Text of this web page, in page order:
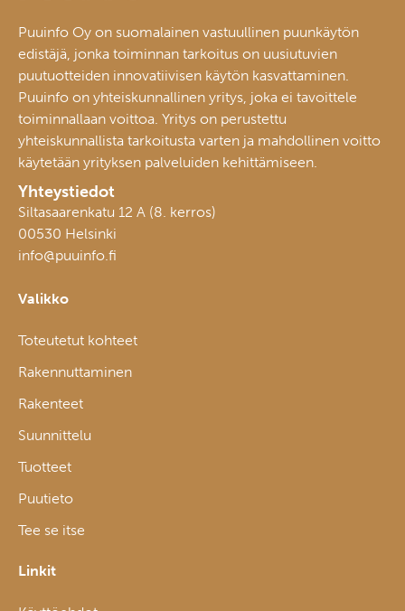
Puuinfo Oy on suomalainen vastuullinen puunkäytön
edistäjä, jonka toiminnan tarkoitus on uusiutuvien
puutuotteiden innovatiivisen käytön kasvattaminen.
Puuinfo on yhteiskunnallinen yritys, joka ei tavoittele
toiminnallaan voittoa. Yritys on perustettu
yhteiskunnallista tarkoitusta varten ja mahdollinen voitto
käytetään yrityksen palveluiden kehittämiseen.
Yhteystiedot
Siltasaarenkatu 12 A (8. kerros)
00530 Helsinki
info@puuinfo.fi
Valikko
Toteutetut kohteet
Rakennuttaminen
Rakenteet
Suunnittelu
Tuotteet
Puutieto
Tee se itse
Linkit